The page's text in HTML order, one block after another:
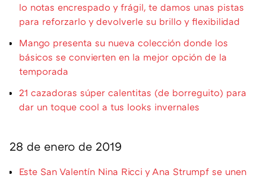
lo notas encrespado y frágil, te damos unas pistas
para reforzarlo y devolverle su brillo y flexibilidad
Mango presenta su nueva colección donde los
básicos se convierten en la mejor opción de la
temporada
21 cazadoras súper calentitas (de borreguito) para
dar un toque cool a tus looks invernales
28 de enero de 2019
Este San Valentín Nina Ricci y Ana Strumpf se unen